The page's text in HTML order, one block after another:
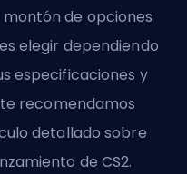
de opciones
elegir dependiendo
especificaciones y
recomendamos
detallado sobre
de CS2.